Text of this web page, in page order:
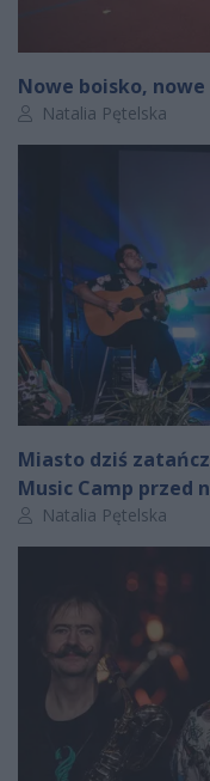
Nowe boisko,
Autor artykułu:
Natalia Pętelska
Miasto dziś
Music Camp przed
Autor artykułu:
Natalia Pętelska